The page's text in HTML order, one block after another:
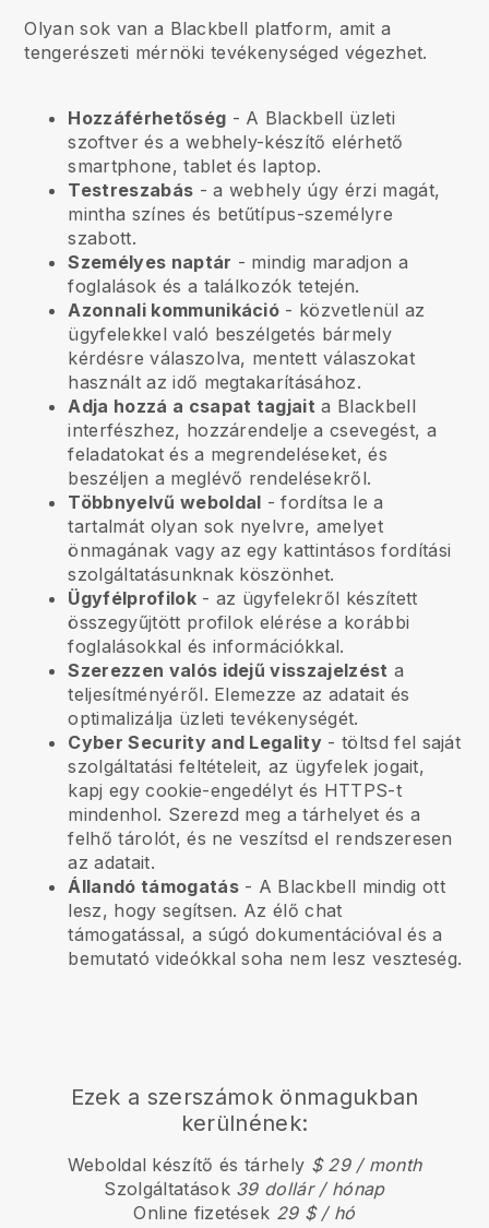
Olyan sok van a Blackbell platform, amit a
tengerészeti mérnöki tevékenységed végezhet.
Hozzáférhetőség - A Blackbell üzleti
szoftver és a webhely-készítő elérhető
smartphone, tablet és laptop.
Testreszabás - a webhely úgy érzi magát,
mintha színes és betűtípus-személyre
szabott.
Személyes naptár - mindig maradjon a
foglalások és a találkozók tetején.
Azonnali kommunikáció - közvetlenül az
ügyfelekkel való beszélgetés bármely
kérdésre válaszolva, mentett válaszokat
használt az idő megtakarításához.
Adja hozzá a csapat tagjait a Blackbell
interfészhez, hozzárendelje a csevegést, a
feladatokat és a megrendeléseket, és
beszéljen a meglévő rendelésekről.
Többnyelvű weboldal - fordítsa le a
tartalmát olyan sok nyelvre, amelyet
önmagának vagy az egy kattintásos fordítási
szolgáltatásunknak köszönhet.
Ügyfélprofilok- az ügyfelekről készített
összegyűjtött profilok elérése a korábbi
foglalásokkal és információkkal.
Szerezzen valós idejű visszajelzést a
teljesítményéről. Elemezze az adatait és
optimalizálja üzleti tevékenységét.
Cyber Security and Legality - töltsd fel saját
szolgáltatási feltételeit, az ügyfelek jogait,
kapj egy cookie-engedélyt és HTTPS-t
mindenhol. Szerezd meg a tárhelyet és a
felhő tárolót, és ne veszítsd el rendszeresen
az adatait.
Állandó támogatás- A Blackbell mindig ott
lesz, hogy segítsen. Az élő chat
támogatással, a súgó dokumentációval és a
bemutató videókkal soha nem lesz veszteség.
Ezek a szerszámok önmagukban
kerülnének:
Weboldal készítő és tárhely $ 29 / month
Szolgáltatások 39 dollár / hónap
Online fizetések 29 $ / hó